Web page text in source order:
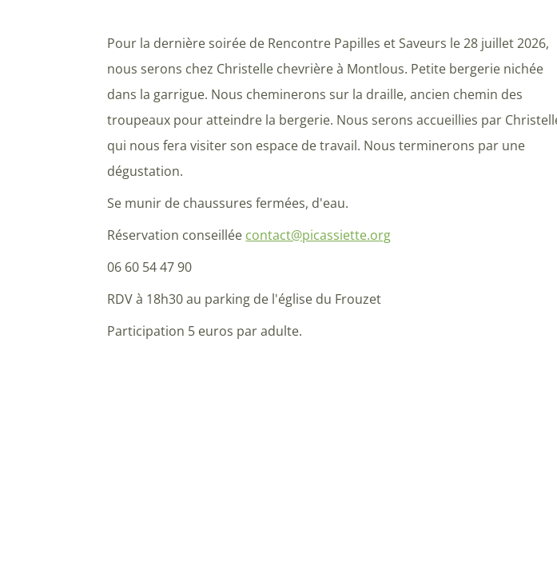
Pour la dernière soirée de Rencontre Papilles et Saveurs le 28 juillet 2026,
nous serons chez Christelle chevrière à Montlous. Petite bergerie nichée
dans la garrigue. Nous cheminerons sur la draille, ancien chemin des
troupeaux pour atteindre la bergerie. Nous serons accueillies par
qui nous fera visiter son espace de travail. Nous terminerons par une
dégustation.
Se munir de chaussures fermées, d'eau.
Réservation conseillée contact@picassiette.org
06 60 54 47 90
RDV à 18h30 au parking de l'église du Frouzet
Participation 5 euros par adulte.